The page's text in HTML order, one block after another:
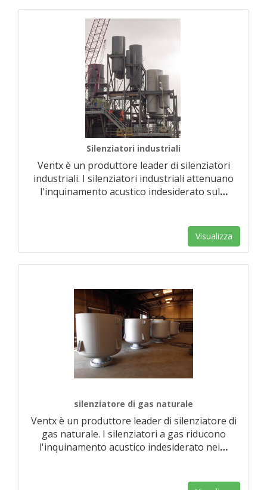
Silenziatori industriali
Ventx è un produttore leader di silenziatori
industriali. I silenziatori industriali attenuano
l'inquinamento acustico indesiderato sul…
Visualizza
silenziatore di gas naturale
Ventx è un produttore leader di silenziatore di
gas naturale. I silenziatori a gas riducono
l'inquinamento acustico indesiderato nei…